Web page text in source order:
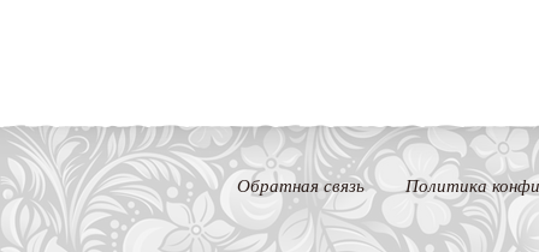
Обратная связь Политика